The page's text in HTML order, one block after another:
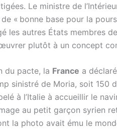
Le ministre de
« bonne base pour la
les autres États membres de
plutôt à un concept
du pacte, la France a
sinistré de Moria, soit 150
à l’Italie à accueillir le
au petit garçon syrien
la photo avait ému le